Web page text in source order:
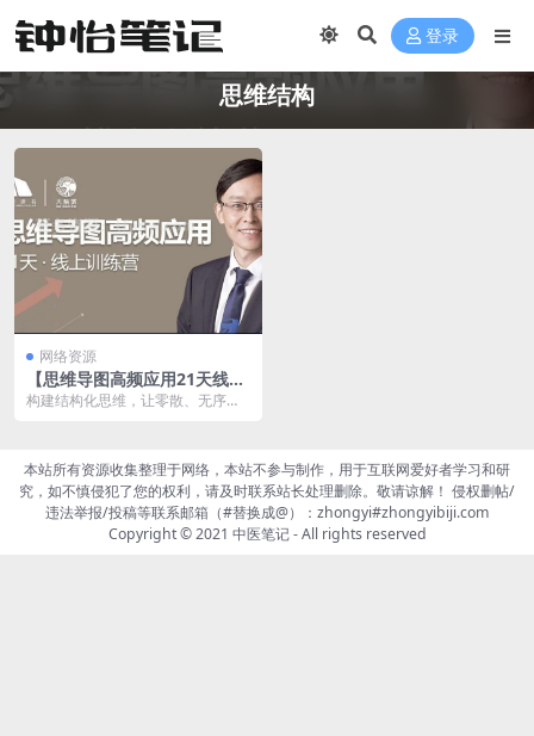
登录
思维结构
网络资源
【思维导图高频应用21天线上
训练营】丨樊登
构建结构化思维，让零散、无序的
本站所有资源收集整理于网络，本站不参与制作，用于互联网爱好者学习和研
究，如不慎侵犯了您的权利，请及时联系站长处理删除。敬请谅解！ 侵权删帖/
违法举报/投稿等联系邮箱（#替换成@）：zhongyi#zhongyibiji.com
Copyright © 2021 中医笔记- All rights reserved